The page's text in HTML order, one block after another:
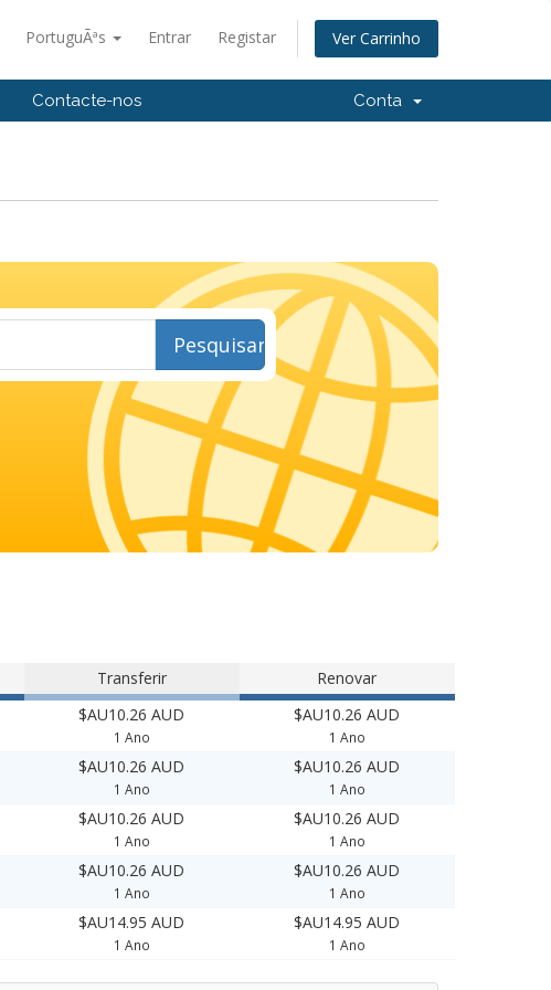
PortuguÃªs Entrar Registar Ver Carrinho
Contacte-nos Conta
Pesquisar
Transferir Renovar
$AU10.26 AUD
1 Ano
$AU10.26 AUD
1 Ano
$AU10.26 AUD
1 Ano
$AU10.26 AUD
1 Ano
$AU10.26 AUD
1 Ano
$AU10.26 AUD
1 Ano
$AU10.26 AUD
1 Ano
$AU10.26 AUD
1 Ano
$AU14.95 AUD
1 Ano
$AU14.95 AUD
1 Ano